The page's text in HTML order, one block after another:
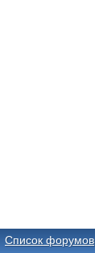
Список форумов